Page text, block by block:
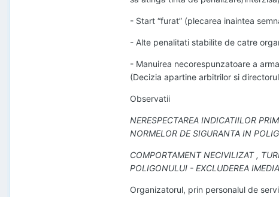
- Start “furat” (plecarea inaintea
- Alte penalitati stabilite de catre
- Manuirea necorespunzatoare a
(Decizia apartine arbitrilor si
Observatii
NERESPECTAREA INDICATIILOR
NORMELOR DE SIGURANTA IN
COMPORTAMENT NECIVILIZAT ,
POLIGONULUI - EXCLUDEREA
Organizatorul, prin personalul de